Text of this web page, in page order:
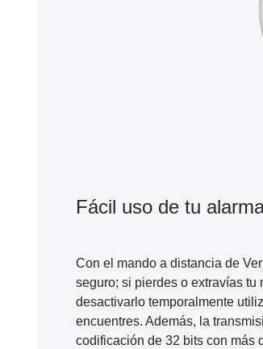
Fácil uso de tu
Con el mando a distancia de
seguro; si pierdes o extravías tu
desactivarlo temporalmente
encuentres. Además, la
codificación de 32 bits con más